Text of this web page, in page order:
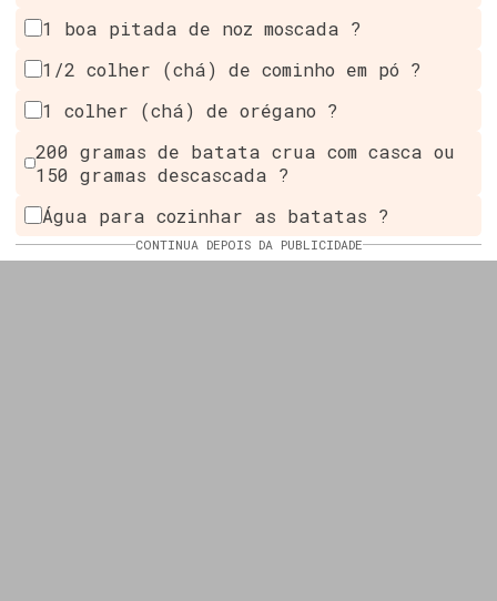
1 boa pitada de noz moscada ?
1/2 colher (chá) de cominho em pó ?
1 colher (chá) de orégano ?
200 gramas de batata crua com casca ou
150 gramas descascada ?
Água para cozinhar as batatas ?
CONTINUA DEPOIS DA PUBLICIDADE